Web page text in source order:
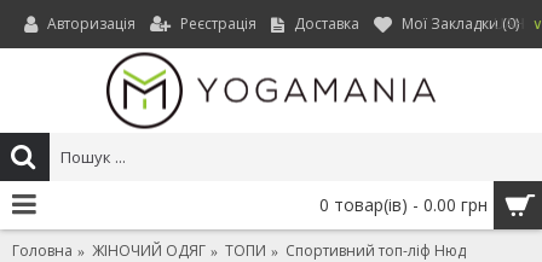
UAH ∨
Авторизація Реєстрація Доставка Мої Закладки (0)
0 товар(ів) - 0.00 грн
Головна ЖІНОЧИЙ ОДЯГ ТОПИ Спортивний топ-ліф Нюд